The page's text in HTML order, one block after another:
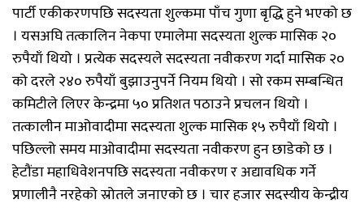
पार्टी एकीकरणपछि सदस्यता शुल्कमा पाँच गुणा बृद्धि हुने भएको छ
। यसअघि तत्कालिन नेकपा एमालेमा सदस्यता शुल्क मासिक २०
रुपैयाँ थियो । प्रत्येक सदस्यले सदस्यता नवीकरण गर्दा मासिक २०
को दरले २४० रुपैयाँ बुझाउनुपर्ने नियम थियो । सो रकम सम्बन्धित
कमिटीले लिएर केन्द्रमा ५० प्रतिशत पठाउने प्रचलन थियो ।
तत्कालीन माअ‍ोवादीमा सदस्यता शुल्क मासिक १५ रुपैयाँ थियो ।
पछिल्लो समय माओवादीमा सदस्यता नवीकरण हुन छाडेको छ ।
हेटौंडा महाधिवेशनपछि सदस्यता नवीकरण र अद्यावधिक गर्ने
प्रणालीनै नरहेको स्रोतले जनाएको छ । चार हजार सदस्यीय केन्द्रीय